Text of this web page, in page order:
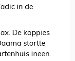
in de
De koppies
stortte
ineen.